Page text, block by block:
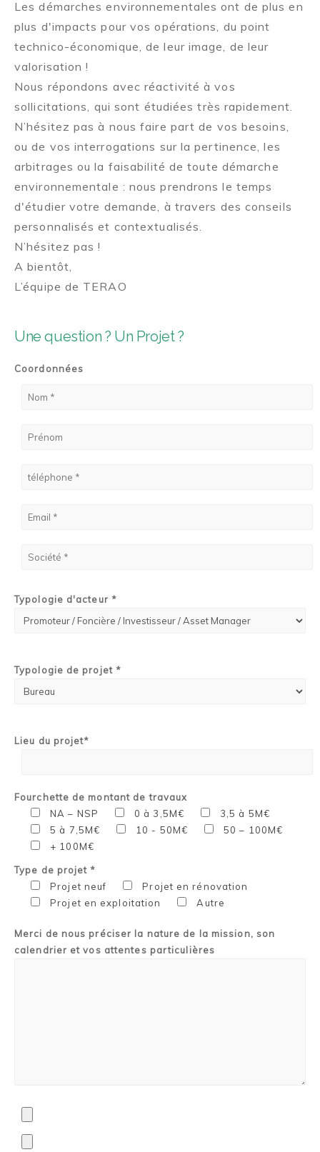
Une question ? Un Projet ?
Coordonnées
Typologie d'acteur *
Typologie de projet *
Lieu du projet*
Fourchette de montant de travaux
NA – NSP
0 à 3,5M€
3,5 à 5M€
5 à 7,5M€
10 - 50M€
50 – 100M€
+ 100M€
Type de projet *
Projet neuf
Projet en rénovation
Projet en exploitation
Autre
Merci de nous préciser la nature de la mission, son
calendrier et vos attentes particulières
Les démarches environnementales ont de plus en
plus d'impacts pour vos opérations, du point
technico-économique, de leur image, de leur
valorisation !
Nous répondons avec réactivité à vos
sollicitations, qui sont étudiées très rapidement.
N’hésitez pas à nous faire part de vos besoins,
ou de vos interrogations sur la pertinence, les
arbitrages ou la faisabilité de toute démarche
environnementale : nous prendrons le temps
d'étudier votre demande, à travers des conseils
personnalisés et contextualisés.
N’hésitez pas !
A bientôt,
L’équipe de TERAO